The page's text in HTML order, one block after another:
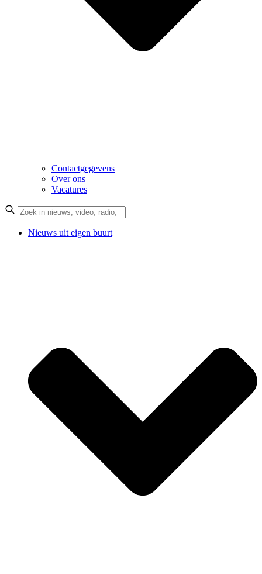
Contactgegevens
Over ons
Vacatures
Nieuws uit eigen buurt